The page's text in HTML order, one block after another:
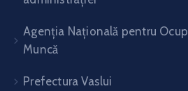
Agenția Națională pentru
Muncă
Prefectura Vaslui